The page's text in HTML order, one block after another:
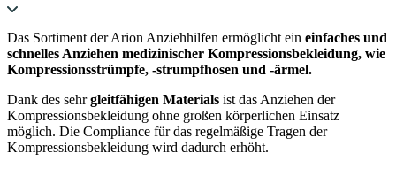
Das Sortiment der Arion Anziehhilfen ermöglicht ein einfaches und
schnelles Anziehen medizinischer Kompressionsbekleidung, wie
Kompressionsstrümpfe, -strumpfhosen und -ärmel.
Dank des sehrgleitfähigen Materials ist das Anziehen der
Kompressionsbekleidung ohne großen körperlichen Einsatz
möglich. Die Compliance für das regelmäßige Tragen der
Kompressionsbekleidung wird dadurch erhöht.